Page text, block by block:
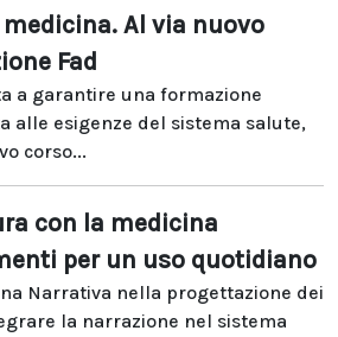
Al via nuovo
Fad
a garantire una formazione
alle esigenze del sistema salute,
corso...
con la medicina
per un uso quotidiano
Narrativa nella progettazione dei
la narrazione nel sistema